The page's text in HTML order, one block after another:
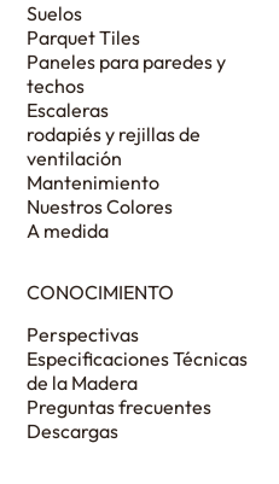
Suelos
Parquet Tiles
Paneles para paredes y
techos
Escaleras
rodapiés y rejillas de
ventilación
Mantenimiento
Nuestros Colores
A medida
CONOCIMIENTO
Perspectivas
Especificaciones Técnicas
de la Madera
Preguntas frecuentes
Descargas